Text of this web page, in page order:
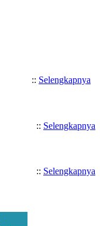
:: Selengkapnya
:: Selengkapnya
:: Selengkapnya